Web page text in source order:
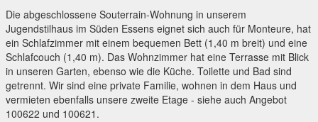
Die abgeschlossene Souterrain-Wohnung in unserem
Jugendstilhaus im Süden Essens eignet sich auch für Monteure, hat
ein Schlafzimmer mit einem bequemen Bett (1,40 m breit) und eine
Schlafcouch (1,40 m). Das Wohnzimmer hat eine Terrasse mit Blick
in unseren Garten, ebenso wie die Küche. Toilette und Bad sind
getrennt. Wir sind eine private Familie, wohnen in dem Haus und
vermieten ebenfalls unsere zweite Etage - siehe auch Angebot
100622 und 100621.